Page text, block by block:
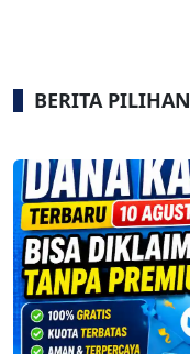
BERITA PILIHAN